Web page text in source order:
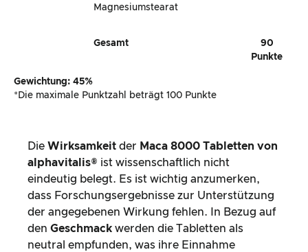
Magnesiumstearat
Gesamt
90
Punkte
Gewichtung: 45%
*Die maximale Punktzahl beträgt 100 Punkte
Die Wirksamkeit der Maca 8000 Tabletten von
alphavitalis® ist wissenschaftlich nicht
eindeutig belegt. Es ist wichtig anzumerken,
dass Forschungsergebnisse zur Unterstützung
der angegebenen Wirkung fehlen. In Bezug auf
den Geschmack werden die Tabletten als
neutral empfunden, was ihre Einnahme